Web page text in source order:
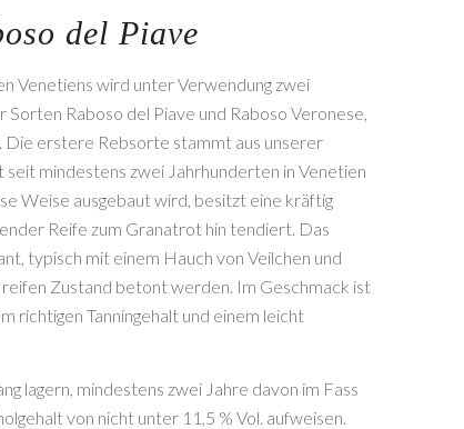
del Piave
Venetiens wird unter Verwendung zwei
Raboso del Piave und Raboso Veronese,
Die erstere Rebsorte stammt aus unserer
mindestens zwei Jahrhunderten in Venetien
Weise ausgebaut wird, besitzt eine kräftig
Reife zum Granatrot hin tendiert. Das
typisch mit einem Hauch von Veilchen und
Zustand betont werden. Im Geschmack ist
richtigen Tanningehalt und einem leicht
lagern, mindestens zwei Jahre davon im Fass
von nicht unter 11,5 % Vol. aufweisen.